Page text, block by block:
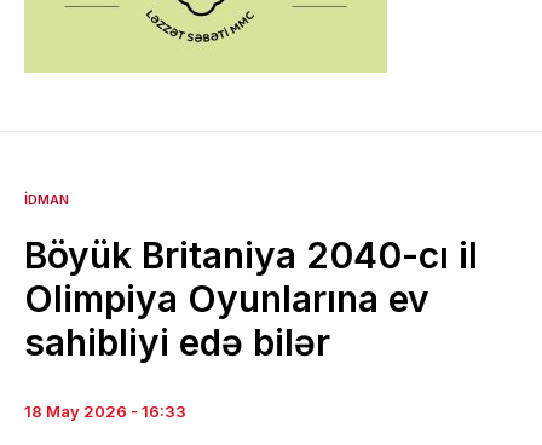
İDMAN
Böyük Britaniya 2040-cı il
Olimpiya Oyunlarına ev
sahibliyi edə bilər
18 May 2026 - 16:33